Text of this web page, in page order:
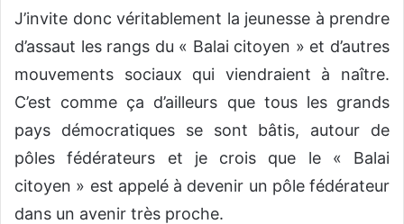
J’invite donc véritablement la jeunesse à prendre
d’assaut les rangs du « Balai citoyen » et d’autres
mouvements sociaux qui viendraient à naître.
C’est comme ça d’ailleurs que tous les grands
pays démocratiques se sont bâtis, autour de
pôles fédérateurs et je crois que le « Balai
citoyen » est appelé à devenir un pôle fédérateur
dans un avenir très proche.